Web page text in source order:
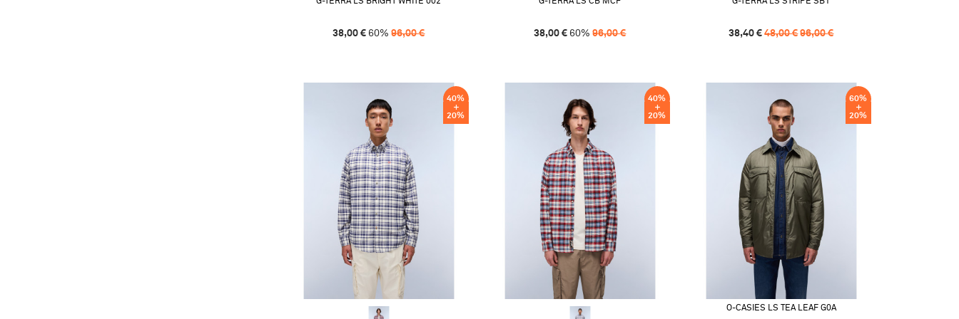
38,00€ 60% 96,00€ 38,00€ 60% 96,00€ 38,40€ 48,00€ 96,00€
40%
20%
40%
20%
60%
20%
O-CASIES LS TEA LEAF G0A